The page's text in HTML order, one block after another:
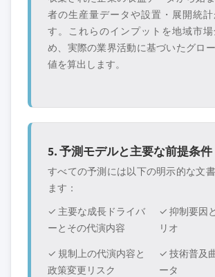
者の生産量データや設置・展開統計
す。これらのインプットを地域市場
め、実際の業界活動に基づいたグロ
値を算出します。
5. 予測モデルと主要な前提条件
すべての予測には以下の明示的な文
ます：
✓ 主要な成長ドライバ
ーとその代演内容
✓ 抑制要因
リオ
✓ 規制上の代演内容と
政策変更リスク
✓ 技術普及
ータ